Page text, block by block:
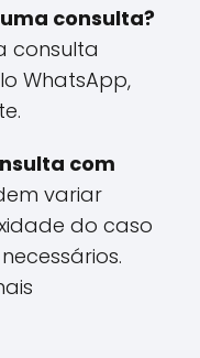
consulta?
consulta
WhatsApp,
com
variar
do caso